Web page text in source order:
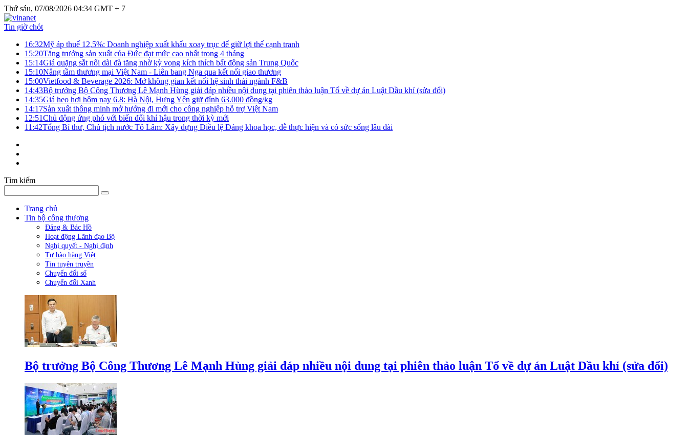
Thứ sáu, 07/08/2026 04:34 GMT + 7
Tin giờ chót
16:32Mỹ áp thuế 12,5%: Doanh nghiệp xuất khẩu xoay trục để giữ lợi thế cạnh tranh
15:20Tăng trưởng sản xuất của Đức đạt mức cao nhất trong 4 tháng
15:14Giá quặng sắt nối dài đà tăng nhờ kỳ vọng kích thích bất động sản Trung Quốc
15:10Nâng tầm thương mại Việt Nam - Liên bang Nga qua kết nối giao thương
15:00Vietfood & Beverage 2026: Mở không gian kết nối hệ sinh thái ngành F&B
14:43Bộ trưởng Bộ Công Thương Lê Mạnh Hùng giải đáp nhiều nội dung tại phiên thảo luận Tổ về dự án Luật Dầu khí (sửa đổi)
14:35Giá heo hơi hôm nay 6.8: Hà Nội, Hưng Yên giữ đỉnh 63.000 đồng/kg
14:17Sản xuất thông minh mở hướng đi mới cho công nghiệp hỗ trợ Việt Nam
12:51Chủ động ứng phó với biến đổi khí hậu trong thời kỳ mới
11:42Tổng Bí thư, Chủ tịch nước Tô Lâm: Xây dựng Điều lệ Đảng khoa học, dễ thực hiện và có sức sống lâu dài
Tìm kiếm
Trang chủ
Tin bộ công thương
Đảng & Bác Hồ
Hoạt động Lãnh đạo Bộ
Nghị quyết - Nghị định
Tự hào hàng Việt
Tin tuyên truyền
Chuyển đổi số
Chuyển đổi Xanh
Bộ trưởng Bộ Công Thương Lê Mạnh Hùng giải đáp nhiều nội dung tại phiên thảo luận Tổ về dự án Luật Dầu khí (sửa đổi)